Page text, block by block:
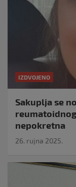
IZDVOJENO
Sakuplja se
nepokretna
26. rujna 2025.